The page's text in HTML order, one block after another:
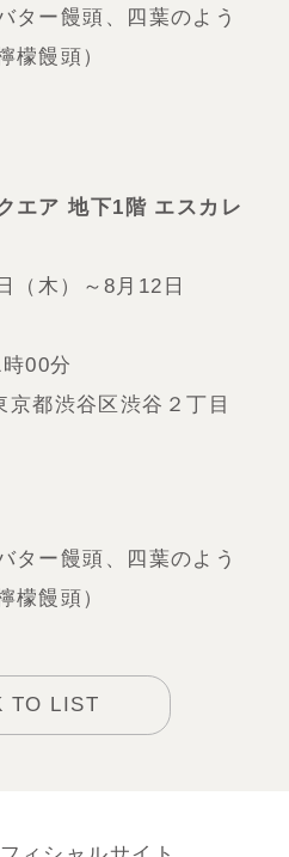
ター饅頭、四葉のよう
檬饅頭）
エア 地下1階 エスカレ
（木）～8月12日
00分
都渋谷区渋谷２丁目
ター饅頭、四葉のよう
檬饅頭）
TO LIST